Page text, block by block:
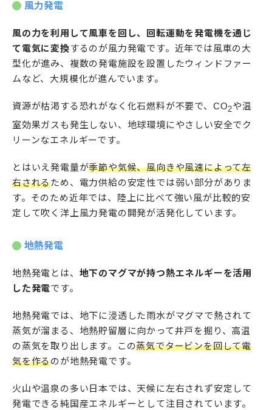
風力発電
風の力を利用して風車を回し、回転運動を発電機を通じ
て電気に変換するのが風力発電です。近年では風車の大
型化が進み、複数の発電施設を設置したウィンドファー
ムなど、大規模化が進んでいます。
資源が枯渇する恐れがなく化石燃料が不要で、CO2や温
室効果ガスも発生しない、地球環境にやさしい安全でク
リーンなエネルギーです。
とはいえ発電量が季節や気候、風向きや風速によって左
右されるため、電力供給の安定性では弱い部分がありま
す。そのため近年では、陸上に比べて強い風が比較的安
定して吹く洋上風力発電の開発が活発化しています。
地熱発電
地熱発電とは、 地下のマグマが持つ熱エネルギーを活用
した発電です。
地熱発電では、地下に浸透した雨水がマグマで熱されて
蒸気が溜まる、地熱貯留層に向かって井戸を掘り、高温
の蒸気を取り出します。この蒸気でタービンを回して電
気を作るのが地熱発電です。
火山や温泉の多い日本では、天候に左右されず安定して
発電できる純国産エネルギーとして注目されています。